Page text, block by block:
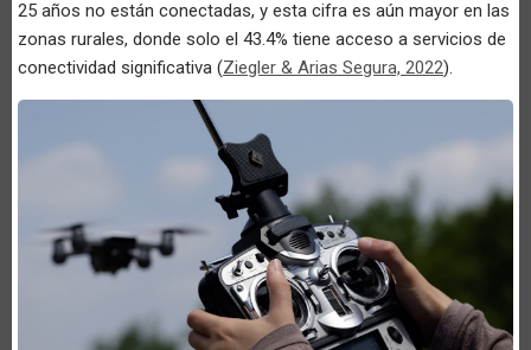
25 años no están conectadas, y esta cifra es aún mayor en las
zonas rurales, donde solo el 43.4% tiene acceso a servicios de
conectividad significativa (Ziegler & Arias Segura, 2022).